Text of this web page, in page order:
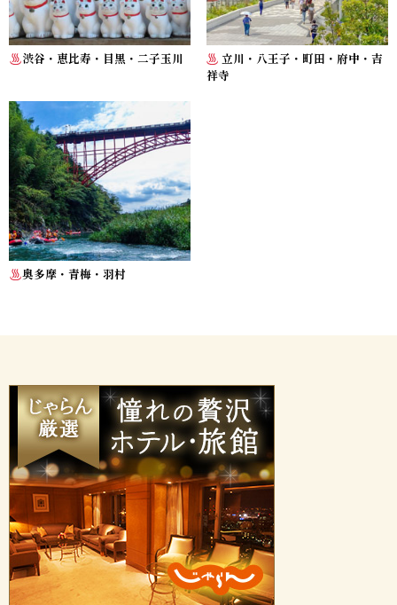
渋谷・恵比寿・目黒・二子玉川
立川・八王子・町田・府中・吉
祥寺
奥多摩・青梅・羽村